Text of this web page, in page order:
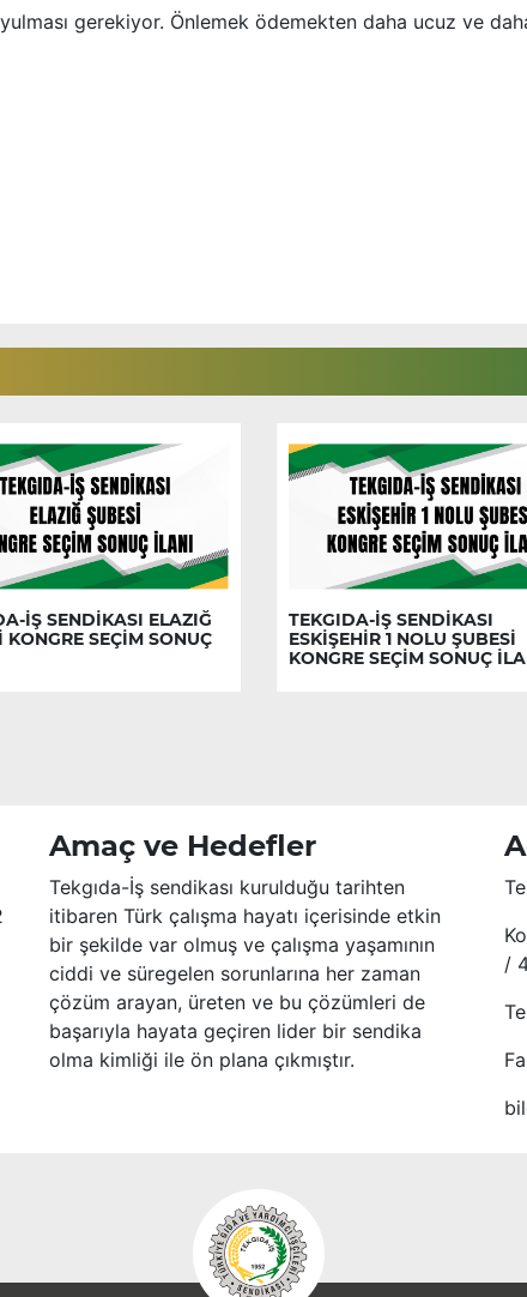
gerekiyor. Önlemek ödemekten daha ucuz ve
İŞ SENDİKASI ELAZIĞ
KONGRE SEÇİM SONUÇ
TEKGIDA-İŞ SENDİKASI
ESKİŞEHİR 1 NOLU ŞUBESİ
KONGRE SEÇİM SONUÇ
Amaç ve Hedefler
Tekgıda-İş sendikası kurulduğu tarihten
itibaren Türk çalışma hayatı içerisinde etkin
bir şekilde var olmuş ve çalışma yaşamının
ciddi ve süregelen sorunlarına her zaman
çözüm arayan, üreten ve bu çözümleri de
başarıyla hayata geçiren lider bir sendika
olma kimliği ile ön plana çıkmıştır.
/